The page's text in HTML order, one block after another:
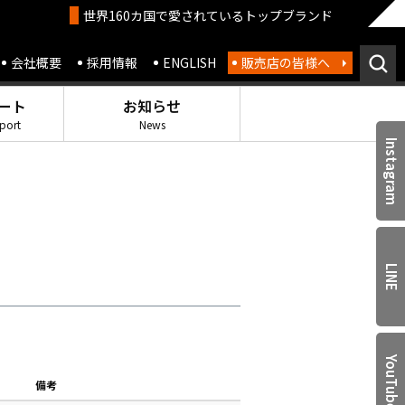
世界160カ国で愛されているトップブランド
会社概要 採用情報 ENGLISH 販売店の皆様へ
ト お知らせ
News
備考
Instagram
LINE
YouTube